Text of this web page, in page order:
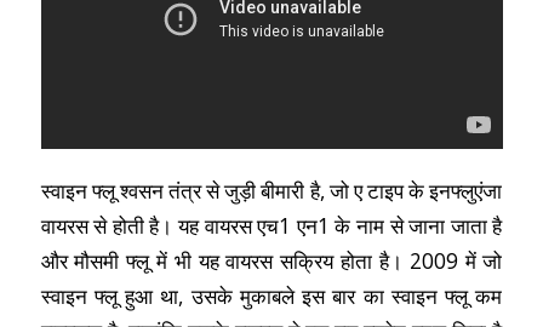
स्वाइन फ्लू श्वसन तंत्र से जुड़ी बीमारी है, जो ए टाइप के इनफ्लुएंजा
वायरस से होती है। यह वायरस एच1 एन1 के नाम से जाना जाता है
और मौसमी फ्लू में भी यह वायरस सक्रिय होता है। 2009 में जो
स्वाइन फ्लू हुआ था, उसके मुकाबले इस बार का स्वाइन फ्लू कम